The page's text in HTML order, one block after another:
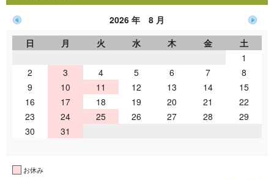
2026 年 8 月
日
月 火 水 木 金
土
1
2
3 4 5 6 7
8
9
10 11 12 13 14
15
16
17 18 19 20 21
22
23
24 25 26 27 28
29
30
31
お休み